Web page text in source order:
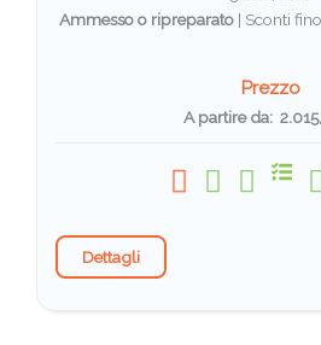
Ammesso o ripreparato| Sconti
Prezzo
A partire da:
Dettagli